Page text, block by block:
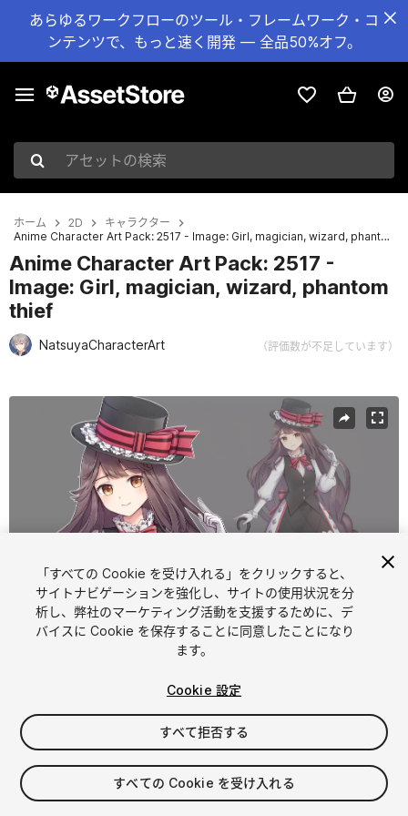
あらゆるワークフローのツール・フレームワーク・コ
ンテンツで、もっと速く開発 — 全品50%オフ。
アセットの検索
ホーム 2D
キャラクター
Anime Character Art Pack: 2517 - Image: Girl, magician, wizard, phantom thief
Anime Character Art Pack: 2517 -
Image: Girl, magician, wizard, phantom
thief
NatsuyaCharacterArt （評価数が不足しています）
現在のスライド：1 / 3
1 /3
$10
「すべての Cookie を受け入れる」をクリックすると、
サイトナビゲーションを強化し、サイトの使用状況を分
析し、弊社のマーケティング活動を支援するために、デ
バイスに Cookie を保存することに同意したことになり
ます。
Cookie 設定
すべて拒否する
すべての Cookie を受け入れる